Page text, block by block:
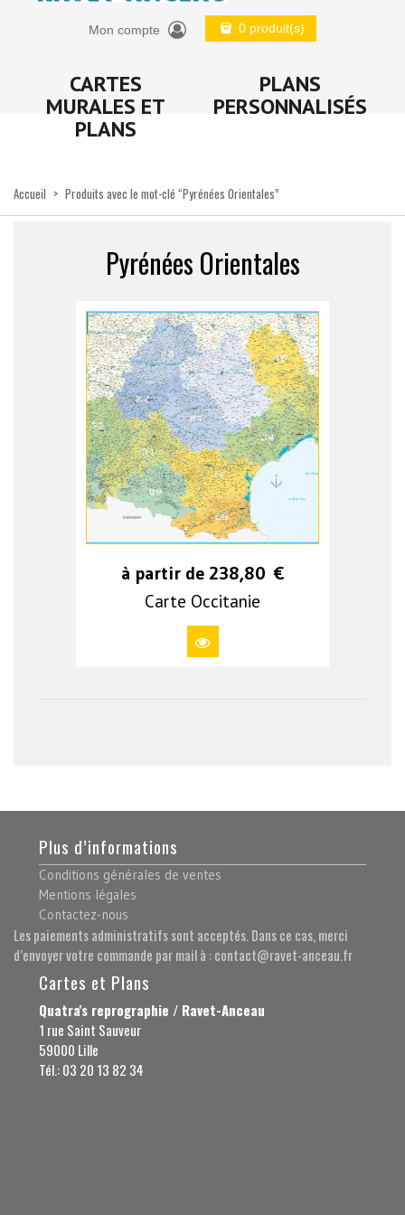
Mon compte 0 produit(s)
CARTES
MURALES ET
PLANS
PLANS
PERSONNALISÉS
Accueil > Produits avec le mot-clé “Pyrénées Orientales”
Pyrénées Orientales
à partir de 238,80 €
Carte Occitanie
Plus d’informations
Conditions générales de ventes
Mentions légales
Contactez-nous
Les paiements administratifs sont acceptés. Dans ce cas, merci
d’envoyer votre commande par mail à : contact@ravet-anceau.fr
Cartes et Plans
Quatra's reprographie / Ravet-Anceau
1 rue Saint Sauveur
59000 Lille
Tél.: 03 20 13 82 34